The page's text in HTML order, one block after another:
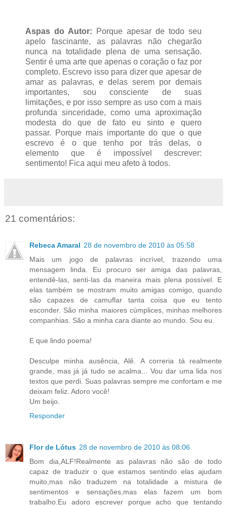
Aspas do Autor: Porque apesar de todo seu
apelo fascinante, as palavras não chegarão
nunca na totalidade plena de uma sensação.
Sentir é uma arte que apenas o coração o faz por
completo. Escrevo isso para dizer que apesar de
amar as palavras, e delas serem por demais
importantes, sou consciente de suas
limitações, e por isso sempre as uso com a mais
profunda sinceridade, como uma aproximação
modesta do que de fato eu sinto e quero
passar. Porque mais importante do que o que
escrevo é o que tenho por trás delas, o
elemento que é impossível descrever:
sentimento! Fica aqui meu afeto à todos.
21 comentários:
Rebeca Amaral 28 de novembro de 2010 às 05:58
Mais um jogo de palavras incrível, trazendo uma
mensagem linda. Eu procuro ser amiga das palavras,
entendê-las, senti-las da maneira mais plena possível. E
elas também se mostram muito amigas comigo, quando
são capazes de camuflar tanta coisa que eu tento
esconder. São minha maiores cúmplices, minhas melhores
companhias. São a minha cara diante ao mundo. Sou eu.
E que lindo poema!
Desculpe minha ausência, Alê. A correria tá realmente
grande, mas já já tudo se acalma... Vou dar uma lida nos
textos que perdi. Suas palavras sempre me confortam e me
deixam feliz. Adoro você!
Um beijo.
Responder
Flor de Lótus 28 de novembro de 2010 às 08:06
Bom dia,ALF!Realmente as palavras não são de todo
capaz de traduzir o que estamos sentindo elas ajudam
muito,mas não traduzem na totalidade a mistura de
sentimentos e sensações,mas elas fazem um bom
trabalho.Eu adoro escrever porque acho que tentando